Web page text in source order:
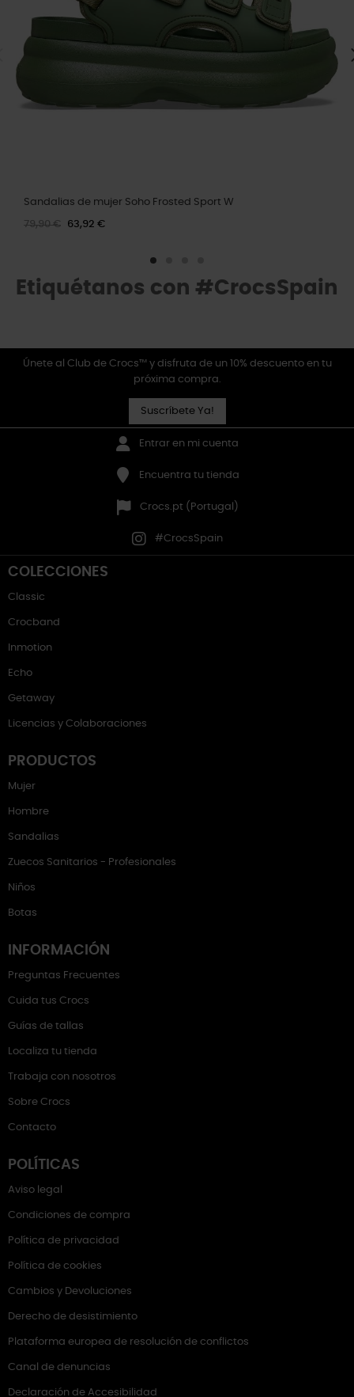
Sandalias de mujer Soho Frosted Sport W
79,90 € 63,92 €
Etiquétanos con #CrocsSpain
Únete al Club de Crocs™ y disfruta de un 10% descuento en tu
próxima compra.
Suscríbete Ya!
Entrar en mi cuenta
Encuentra tu tienda
Crocs.pt (Portugal)
#CrocsSpain
COLECCIONES
Classic
Crocband
Inmotion
Echo
Getaway
Licencias y Colaboraciones
PRODUCTOS
Mujer
Hombre
Sandalias
Zuecos Sanitarios - Profesionales
Niños
Botas
INFORMACIÓN
Preguntas Frecuentes
Cuida tus Crocs
Guías de tallas
Localiza tu tienda
Trabaja con nosotros
Sobre Crocs
Contacto
POLÍTICAS
Aviso legal
Condiciones de compra
Política de privacidad
Política de cookies
Cambios y Devoluciones
Derecho de desistimiento
Plataforma europea de resolución de conflictos
Canal de denuncias
Declaración de Accesibilidad